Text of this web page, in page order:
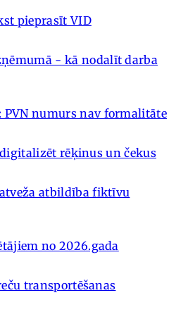
pieprasīt VID
- kā nodalīt darba
PVN numurs nav formalitāte
rēķinus un čekus
atbildība fiktīvu
no 2026.gada
transportēšanas